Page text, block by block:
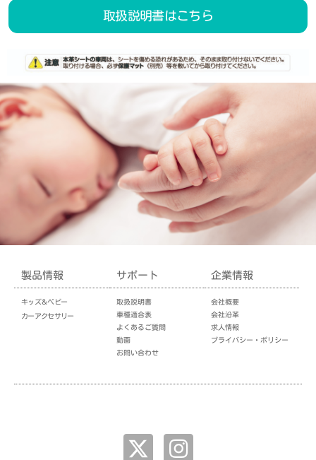
取扱説明書はこちら
製品情報
キッズ＆ベビー
カーアクセサリー
サポート
取扱説明書
車種適合表
よくあるご質問
動画
お問い合わせ
企業情報
会社概要
会社沿革
求人情報
プライバシー・ポリシー